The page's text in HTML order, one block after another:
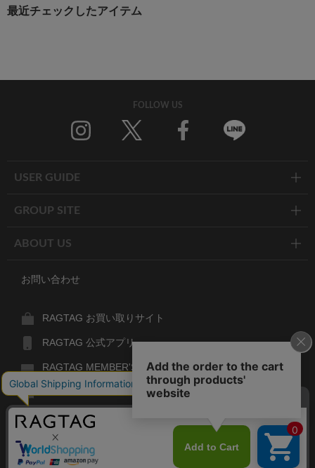
最近チェックしたアイテム
FOLLOW US
USER GUIDE
GROUP SITE
ABOUT US
お問い合わせ
RAGTAG お買い取りサイト
RAGTAG 公式アプリ
RAGTAG MEMBER'S CARD
RAGTAG MAGAZINE
RAGTAG Global